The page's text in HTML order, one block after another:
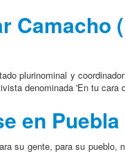
Camacho
plurinominal y
denominada 'En tu cara
en
su gente, para su